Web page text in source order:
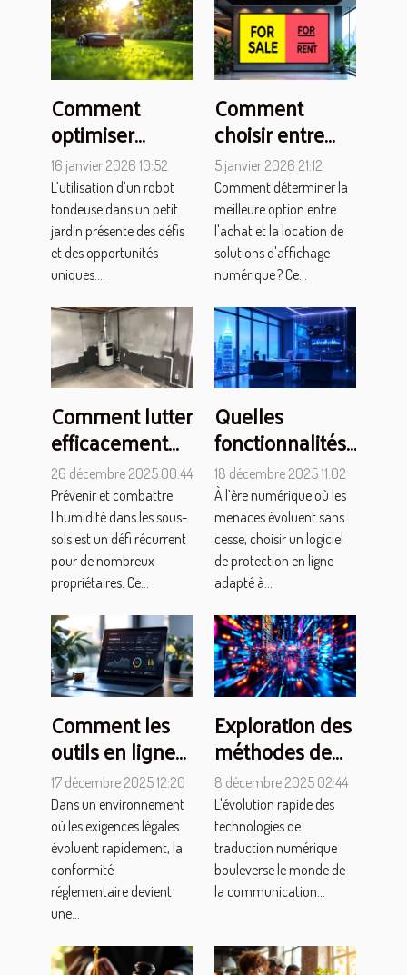
Comment
optimiser
l'usage d'un
robot tondeuse
pour petits
jardins ?
16 janvier 2026 10:52
L’utilisation d’un robot
tondeuse dans un petit
jardin présente des défis
et des opportunités
uniques....
Comment
choisir entre
l'achat et la
location de
solutions
d'affichage
numérique ?
5 janvier 2026 21:12
Comment déterminer la
meilleure option entre
l'achat et la location de
solutions d'affichage
numérique ? Ce...
Comment lutter
efficacement
contre
l'humidité dans
les sous-sols ?
26 décembre 2025 00:44
Prévenir et combattre
l’humidité dans les sous-
sols est un défi récurrent
pour de nombreux
propriétaires. Ce...
Quelles
fonctionnalités
chercher dans
un logiciel de
protection en
ligne en 2025 ?
18 décembre 2025 11:02
À l’ère numérique où les
menaces évoluent sans
cesse, choisir un logiciel
de protection en ligne
adapté à...
Comment les
outils en ligne
facilitent-ils la
conformité
réglementaire ?
17 décembre 2025 12:20
Dans un environnement
où les exigences légales
évoluent rapidement, la
conformité
réglementaire devient
une...
Exploration des
méthodes de
traduction
numérique et
leur impact ?
8 décembre 2025 02:44
L'évolution rapide des
technologies de
traduction numérique
bouleverse le monde de
la communication...